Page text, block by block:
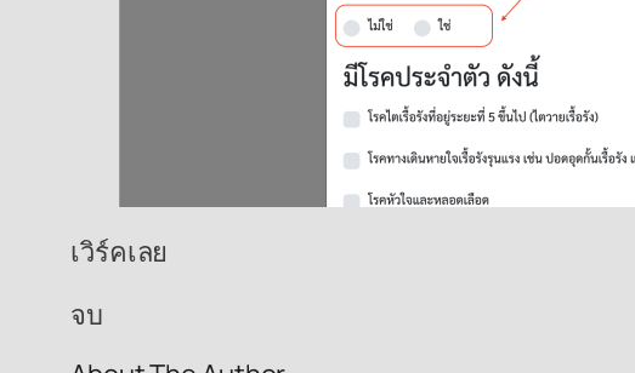
เวิร์คเลย
จบ